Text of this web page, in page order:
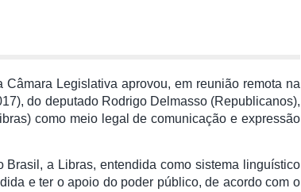
Legislativa aprovou, em reunião remota na
do deputado Rodrigo Delmasso (Republicanos),
como meio legal de comunicação e expressão
a Libras, entendida como sistema linguístico
e ter o apoio do poder público, de acordo com o